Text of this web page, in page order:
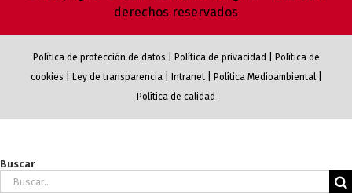
derechos reservados
Política de protección de datos Política de privacidad
Política de
cookies
Ley de transparencia| Intranet| Política Medioambiental|
Política de calidad
Buscar
Buscar: